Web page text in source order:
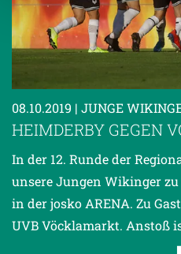
Weitere Details,
Empfänger entnehmen Sie
Datenschutzerklärung.
08.10.2019 | JUNGE
HEIMDERBY GEGEN
In der 12. Runde der
unsere Jungen Wikinger
in der josko ARENA. Zu
UVB Vöcklamarkt. Anstoß